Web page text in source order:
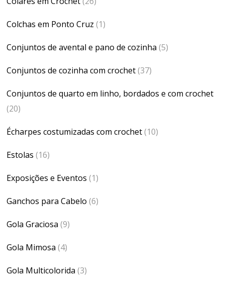
Colchas em Ponto Cruz (1)
Conjuntos de avental e pano de cozinha (5)
Conjuntos de cozinha com crochet(37)
Conjuntos de quarto em linho, bordados e com crochet
(20)
Écharpes costumizadas com crochet(10)
Estolas (16)
Exposições e Eventos (1)
Ganchos para Cabelo (6)
Gola Graciosa (9)
Gola Mimosa (4)
Gola Multicolorida (3)